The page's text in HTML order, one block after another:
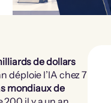
de dollars
déploie l’IA chez 7
mondiaux de